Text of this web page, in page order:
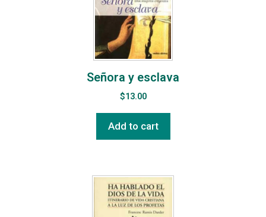
Señora y esclava
$13.00
Add to cart